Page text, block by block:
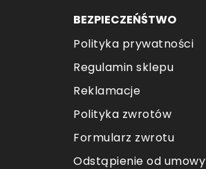
BEZPIECZEŃŚTWO
Polityka prywatności
Regulamin sklepu
Reklamacje
Polityka zwrotów
Formularz zwrotu
Odstąpienie od umowy